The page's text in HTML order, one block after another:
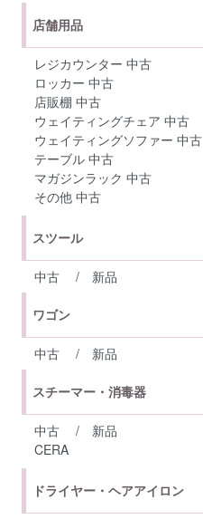
店舗用品
レジカウンター 中古
ロッカー 中古
店販棚 中古
ウェイティングチェア 中古
ウェイティングソファー 中古
テーブル 中古
マガジンラック 中古
その他 中古
スツール
中古 / 新品
ワゴン
中古 / 新品
スチーマー・消毒器
中古 /
新品
CERA
ドライヤー・ヘアアイロン